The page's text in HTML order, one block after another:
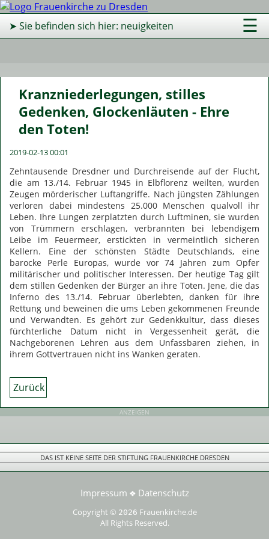
☰
➤ Sie befinden sich hier: neuigkeiten
Kranzniederlegungen, stilles
Gedenken, Glockenläuten - Ehre
den Toten!
2019-02-13 00:01
Zehntausende Dresdner und Durchreisende auf der Flucht,
die am 13./14. Februar 1945 in Elbflorenz weilten, wurden
Zeugen mörderischer Luftangriffe. Nach jüngsten Zählungen
verloren dabei mindestens 25.000 Menschen qualvoll ihr
Leben. Ihre Lungen zerplatzten durch Luftminen, sie wurden
von Trümmern erschlagen, verbrannten bei lebendigem
Leibe im Feuermeer, erstickten in vermeintlich sicheren
Kellern. Eine der schönsten Städte Deutschlands, eine
barocke Perle Europas, wurde vor 74 Jahren zum Opfer
militärischer und politischer Interessen. Der heutige Tag gilt
dem stillen Gedenken der Bürger an ihre Toten. Jene, die das
Inferno des 13./14. Februar überlebten, danken für ihre
Rettung und beweinen die ums Leben gekommenen Freunde
und Verwandten. Es gehört zur Gedenkkultur, dass dieses
fürchterliche Datum nicht in Vergessenheit gerät, die
Nachgeborenen Lehren aus dem Unfassbaren ziehen, in
ihrem Gottvertrauen nicht ins Wanken geraten.
Zurück
ANZEIGEN
DAS IST KEINE SEITE DER STIFTUNG FRAUENKIRCHE DRESDEN
Impressum ❖ Datenschutz
Copyright © 2026 Frauenkirche.de
All Rights Reserved.